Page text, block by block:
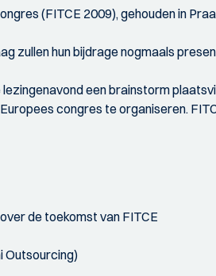
(FITCE 2009), gehouden in
zullen hun bijdrage nogmaals
een brainstorm
congres te organiseren.
de toekomst van FITCE
Outsourcing)